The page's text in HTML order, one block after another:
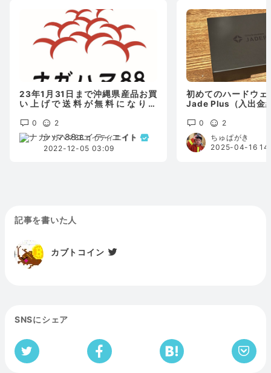
23年1月31日まで沖縄県産品お買
い上げで送料が無料になりま
0
2
ナガハマ88エイティエイト
2022-12-05 03:09
初めてのハードウェ
Jade Plus（入出金
0
2
ちゅぱがき
2025-04-16
記事を書いた人
カブトコイン
SNSにシェア